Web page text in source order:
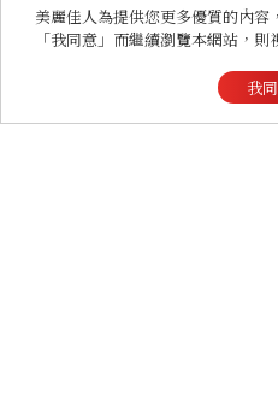
美麗佳人為提供您更多優質的內
「我同意」而繼續瀏覽本網站，則
我